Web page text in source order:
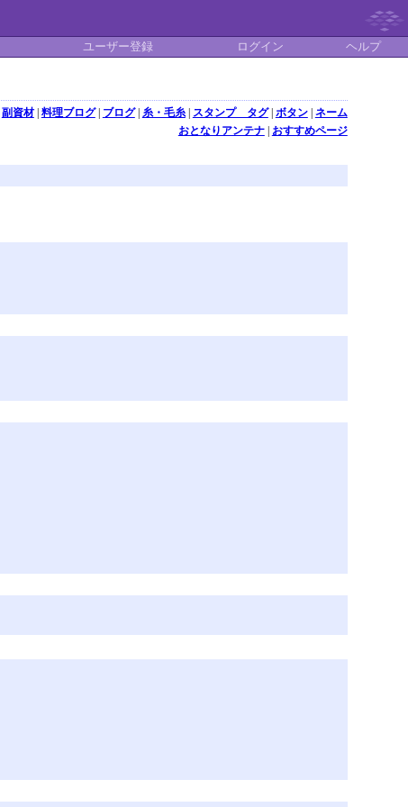
ユーザー登録 ログイン ヘルプ
副資材| 料理ブログ| ブログ| 糸・毛糸| スタンプ タグ| ボタン| ネーム
おとなりアンテナ| おすすめページ